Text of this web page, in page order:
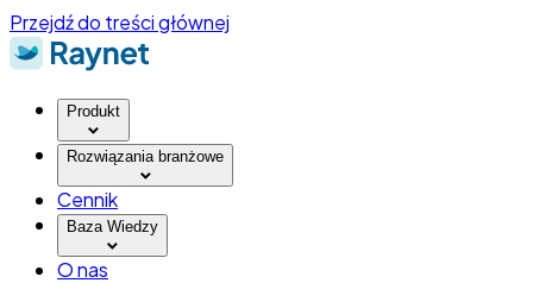
Przejdź do treści głównej
Produkt
Rozwiązania branżowe
Cennik
Baza Wiedzy
O nas